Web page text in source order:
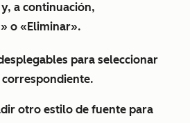
a continuación,
» o «Eliminar».
para seleccionar
otro estilo de fuente para